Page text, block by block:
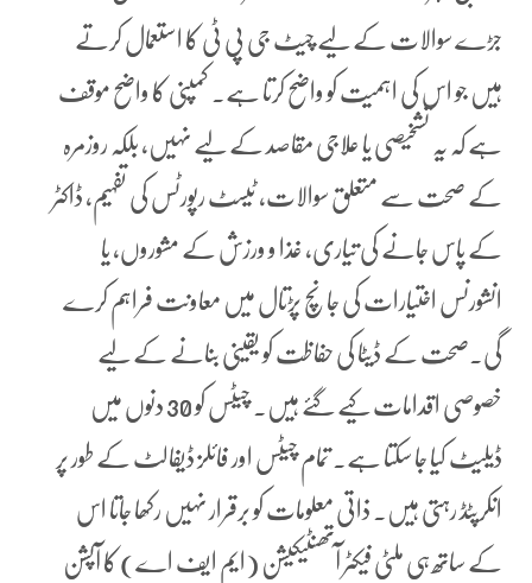
جڑے سوالات کے لیے چیٹ جی پی ٹی کا استعمال کرتے
ہیں جو اس کی اہمیت کو واضح کرتا ہے۔ کمپنی کا واضح موقف
ہے کہ یہ تشخیصی یا علاجی مقاصد کے لیے نہیں، بلکہ روزمرہ
کے صحت سے متعلق سوالات، ٹیسٹ رپورٹس کی تفہیم، ڈاکٹر
کے پاس جانے کی تیاری، غذا و ورزش کے مشوروں، یا
انشورنس اختیارات کی جانچ پڑتال میں معاونت فراہم کرے
گی۔صحت کے ڈیٹا کی حفاظت کو یقینی بنانے کے لیے
خصوصی اقدامات کیے گئے ہیں۔ چیٹس کو 30 دنوں میں
ڈیلیٹ کیا جا سکتا ہے۔ تمام چیٹس اور فائلز ڈیفالٹ کے طور پر
انکرپٹڈ رہتی ہیں۔ ذاتی معلومات کو برقرار نہیں رکھا جاتا اس
کے ساتھ ہی ملٹی فیکٹر آتھنٹیکیشن (ایم ایف اے) کا آپشن